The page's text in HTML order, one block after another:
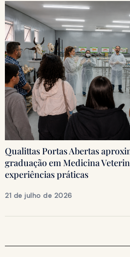
Qualittas Portas Abertas
graduação em Medicina
experiências práticas
21 de julho de 2026